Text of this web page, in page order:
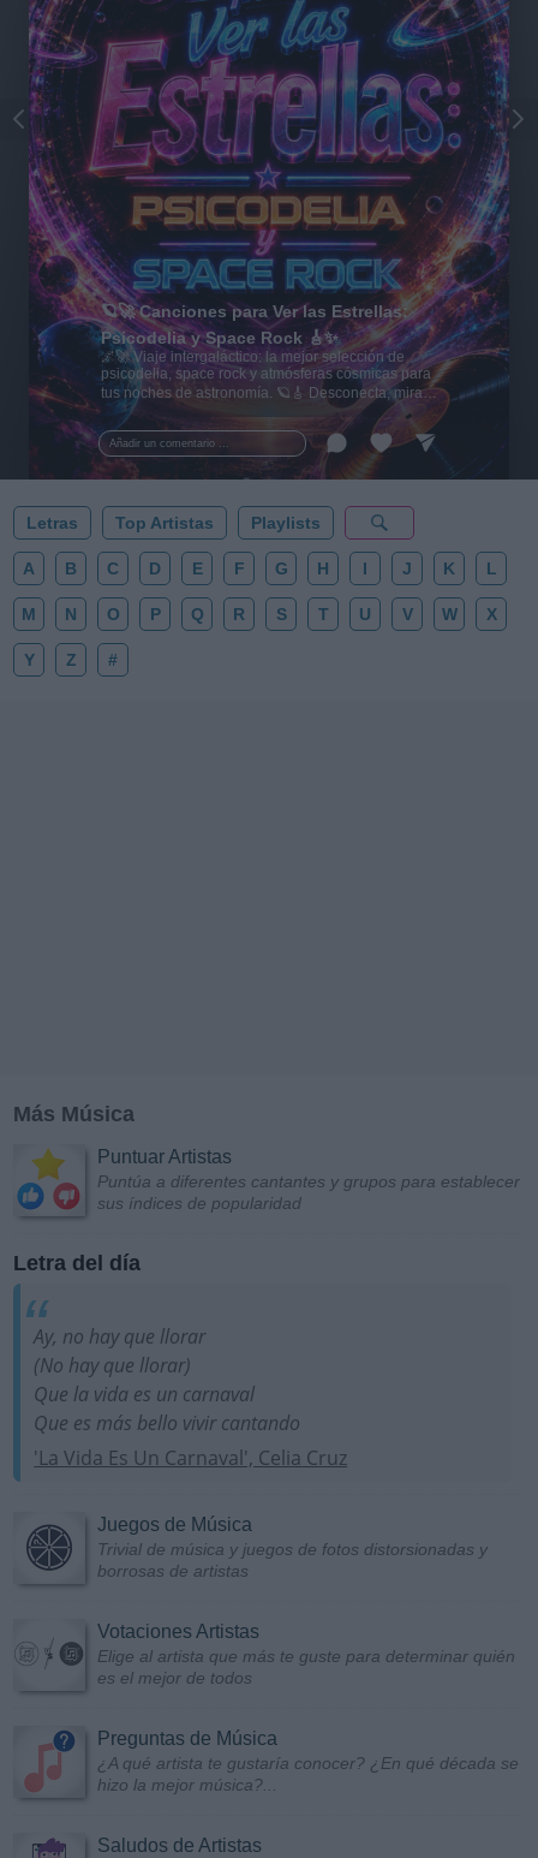
Añadir un comentario ...
🪐🚀 Canciones para Ver las Estrellas:
Psicodelia y Space Rock 🎸✨
🌌🚀 Viaje intergaláctico: la mejor selección de
psicodelia, space rock y atmósferas cósmicas para
tus noches de astronomía. 🪐🎸 Desconecta, mira
al firmamento y siente la gravedad cero. 💾 ¡Guarda
esta colección para tu próxima noche estrellada!
✨⭐
Letras Top Artistas Playlists
A B C D E F G H I J K L
M N O P Q R S T U V W X
Y Z #
Más Música
Puntuar Artistas
Puntúa a diferentes cantantes y grupos para establecer
sus índices de popularidad
Letra del día
Ay, no hay que llorar
(No hay que llorar)
Que la vida es un carnaval
Que es más bello vivir cantando
'La Vida Es Un Carnaval', Celia Cruz
Juegos de Música
Trivial de música y juegos de fotos distorsionadas y
borrosas de artistas
Votaciones Artistas
Elige al artista que más te guste para determinar quién
es el mejor de todos
Preguntas de Música
¿A qué artista te gustaría conocer? ¿En qué década se
hizo la mejor música?...
Saludos de Artistas